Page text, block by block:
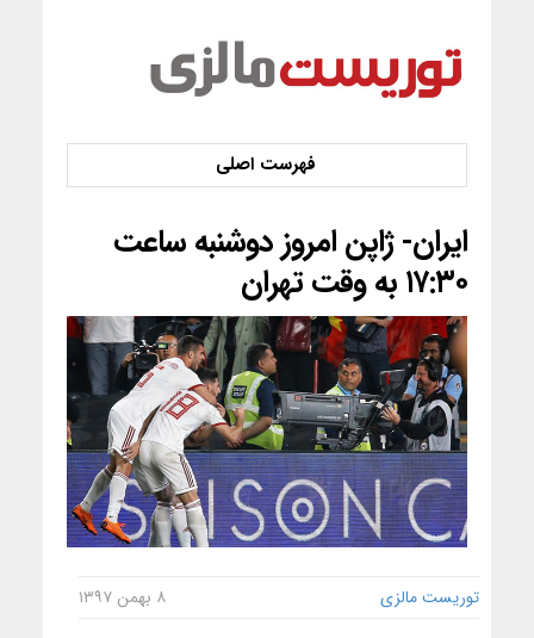
ایران- ژاپن امروز دوشنبه ساعت
۱۷:۳۰ به وقت تهران
توریست مالزی ۸ بهمن ۱۳۹۷